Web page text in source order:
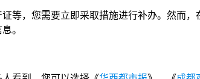
等，您需要立即采取措施进行补办。然而
。